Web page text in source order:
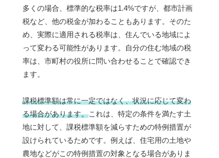
多くの場合、標準的な税率は1.4%ですが、都市計画
税など、他の税金が加わることもあります。そのた
め、実際に適用される税率は、住んでいる地域によ
って変わる可能性があります。自分の住む地域の税
率は、市町村の役所に問い合わせることで確認でき
ます。
課税標準額は常に一定ではなく、状況に応じて変わ
る場合があります。これは、特定の条件を満たす土
地に対して、課税標準額を減らすための特例措置が
設けられているためです。例えば、住宅用の土地や
農地などがこの特例措置の対象となる場合がありま